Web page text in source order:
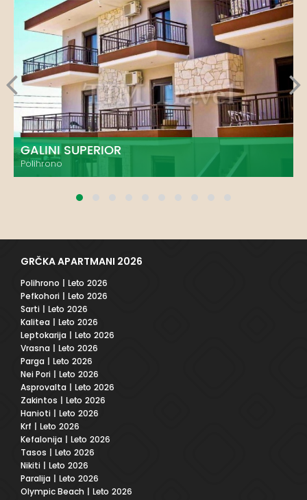
GALINI SUPERIOR
Polihrono
GRČKA APARTMANI 2026
Polihrono | Leto 2026
Pefkohori | Leto 2026
Sarti | Leto 2026
Kalitea | Leto 2026
Leptokarija | Leto 2026
Vrasna | Leto 2026
Parga | Leto 2026
Nei Pori | Leto 2026
Asprovalta | Leto 2026
Zakintos | Leto 2026
Hanioti | Leto 2026
Krf | Leto 2026
Kefalonija | Leto 2026
Tasos | Leto 2026
Nikiti | Leto 2026
Paralija | Leto 2026
Olympic Beach | Leto 2026